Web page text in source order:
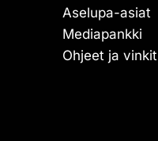
Aselupa-asiat
Mediapankki
Ohjeet ja vinkit